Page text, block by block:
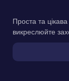
Проста та
викреслюйте